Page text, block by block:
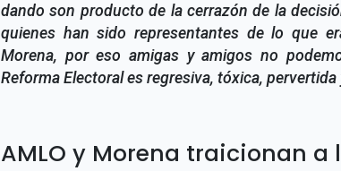
dando son producto de la cerrazón de la
quienes han sido representantes de lo que
Morena, por eso amigas y amigos no
Reforma Electoral es regresiva, tóxica,
AMLO y Morena traicionan a